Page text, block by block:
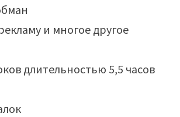
и многое другое ⠀
длительностью 5,5 часов
⠀⠀